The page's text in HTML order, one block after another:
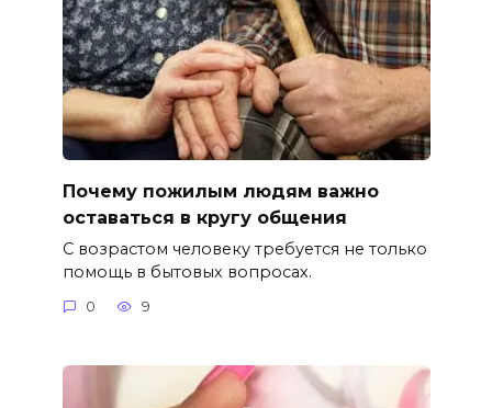
Почему пожилым людям важно
оставаться в кругу общения
С возрастом человеку требуется не только
помощь в бытовых вопросах.
0 9